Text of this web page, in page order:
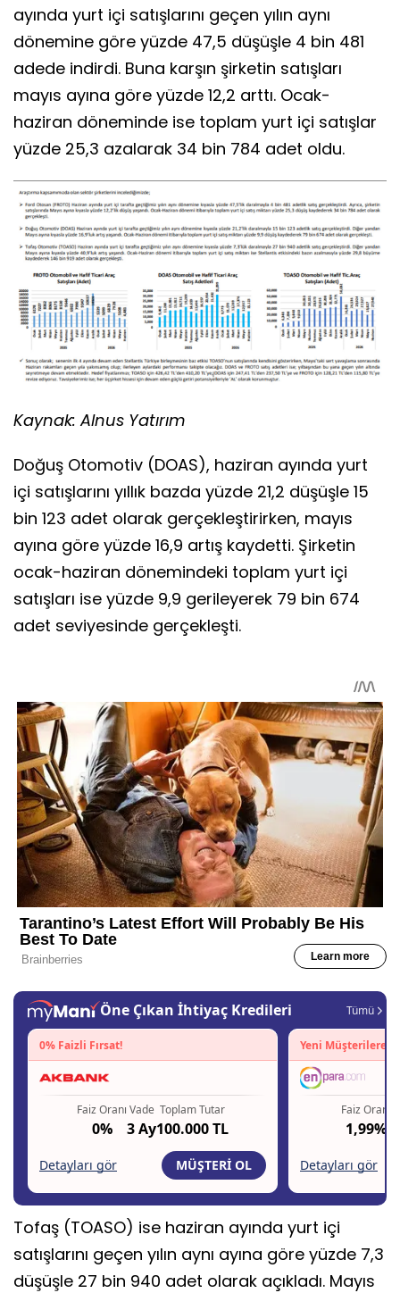
ayında yurt içi satışlarını geçen yılın aynı
dönemine göre yüzde 47,5 düşüşle 4 bin 481
adede indirdi. Buna karşın şirketin satışları
mayıs ayına göre yüzde 12,2 arttı. Ocak-
haziran döneminde ise toplam yurt içi satışlar
yüzde 25,3 azalarak 34 bin 784 adet oldu.
Kaynak: Alnus Yatırım
Doğuş Otomotiv (DOAS), haziran ayında yurt
içi satışlarını yıllık bazda yüzde 21,2 düşüşle 15
bin 123 adet olarak gerçekleştirirken, mayıs
ayına göre yüzde 16,9 artış kaydetti. Şirketin
ocak-haziran dönemindeki toplam yurt içi
satışları ise yüzde 9,9 gerileyerek 79 bin 674
adet seviyesinde gerçekleşti.
Tofaş (TOASO) ise haziran ayında yurt içi
satışlarını geçen yılın aynı ayına göre yüzde 7,3
düşüşle 27 bin 940 adet olarak açıkladı. Mayıs